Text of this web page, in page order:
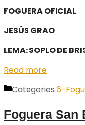
FOGUERA OFICIAL
JESÚS GRAO
LEMA: SOPLO DE
Read more
Categories 6-
Foguera San